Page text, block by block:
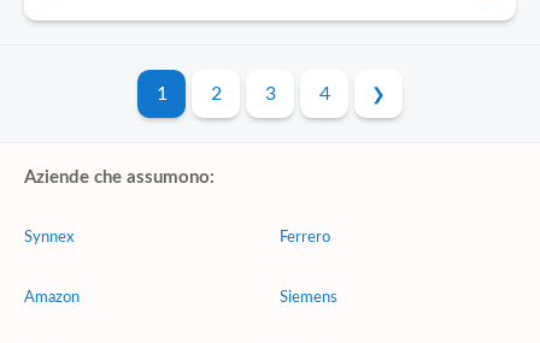
1 2 3 4
Aziende che assumono:
Synnex
Amazon
Ferrero
Siemens